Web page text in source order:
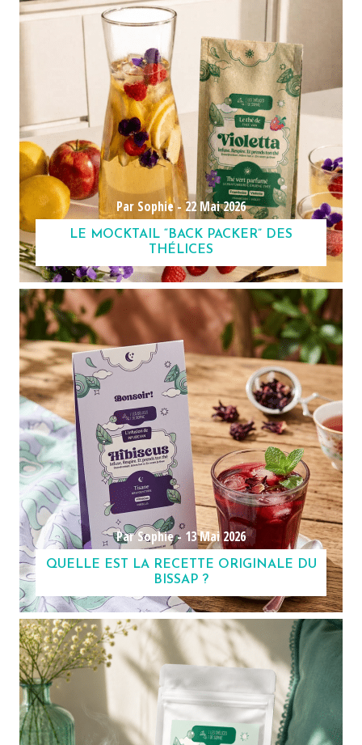
Par Sophie -22 Mai 2026
LE MOCKTAIL “BACK PACKER” DES
THÉLICES
Par Sophie -13 Mai 2026
QUELLE EST LA RECETTE ORIGINALE DU
BISSAP ?